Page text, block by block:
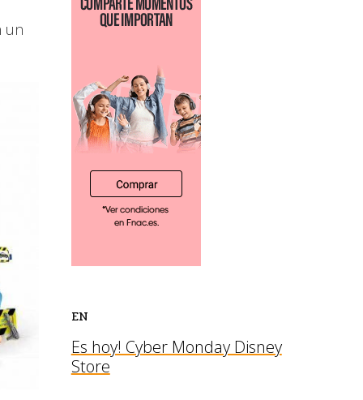
un
EN
Es hoy! Cyber Monday Disney
Store